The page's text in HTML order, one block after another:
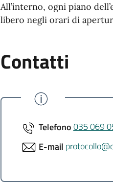
All’interno, ogni piano
libero negli orari di
Contatti
Telefono035 069
E-mail